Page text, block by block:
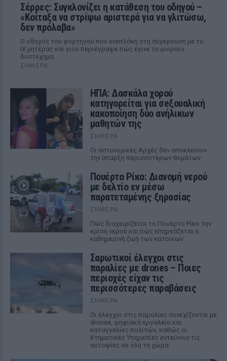
Σέρρες: Συγκλονίζει η κατάθεση του οδηγού –
«Κοίταξα να στρίψω αριστερά για να γλιτώσω,
δεν πρόλαβα»
Ο οδηγός του φορτηγού που ενεπλάκη στη σύγκρουση με το
ΙΧ μητέρας και γιου περιέγραψε πώς έγινε το μοιραίο
δυστύχημα.
ΣΉΜΕΡΑ
ΗΠΑ: Δασκάλα χορού
κατηγορείται για σeξουαλική
κακοποίηση δύο ανήλικων
μαθητών της
ΣΉΜΕΡΑ
Οι αστυνομικές Αρχές δεν αποκλείουν
την ύπαρξη περισσότερων θυμάτων
Πουέρτο Ρίκο: Διανομή νερού
με δελτίο εν μέσω
παρατεταμένης ξηρασίας
ΣΉΜΕΡΑ
Πώς διαχειρίζεται το Πουέρτο Ρίκο την
κρίση νερού και πώς επηρεάζεται η
καθημερινή ζωή των κατοίκων
Σαρωτικοί έλεγχοι στις
παραλίες με drones – Ποιες
περιοχές είχαν τις
περισσότερες παραβάσεις
ΣΉΜΕΡΑ
Οι έλεγχοι στις παραλίες συνεχίζονται με
drones, ψηφιακά εργαλεία και
καταγγελίες πολιτών, καθώς οι
Κτηματικές Υπηρεσίες εντείνουν τις
αυτοψίες σε όλη τη χώρα